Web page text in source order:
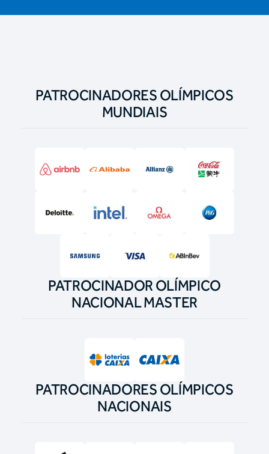
PATROCINADORES OLÍMPICOS
MUNDIAIS
PATROCINADOR OLÍMPICO
NACIONAL MASTER
PATROCINADORES OLÍMPICOS
NACIONAIS